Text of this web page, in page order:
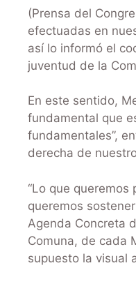
(Prensa del
efectuadas en
así lo informó el
juventud de la
En este sentido,
fundamental que
fundamentales”,
derecha de
“Lo que
queremos
Agenda Concreta
Comuna, de cada
supuesto la visual